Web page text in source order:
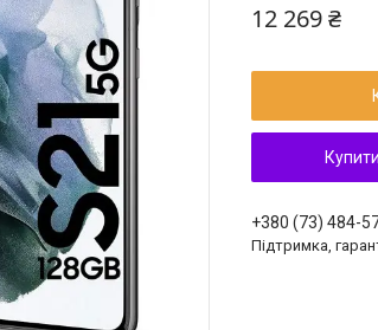
12 269 ₴
+380 (73) 484-
Підтримка,